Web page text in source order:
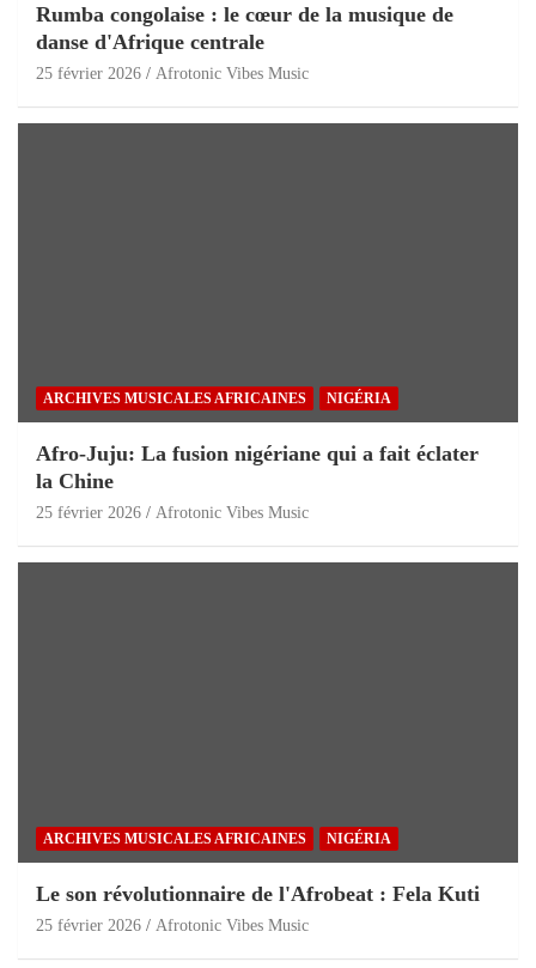
Rumba congolaise : le cœur de la musique de
danse d'Afrique centrale
25 février 2026 Afrotonic Vibes Music
ARCHIVES MUSICALES AFRICAINES NIGÉRIA
Afro-Juju: La fusion nigériane qui a fait éclater
la Chine
25 février 2026 Afrotonic Vibes Music
ARCHIVES MUSICALES AFRICAINES NIGÉRIA
Le son révolutionnaire de l'Afrobeat : Fela Kuti
25 février 2026 Afrotonic Vibes Music